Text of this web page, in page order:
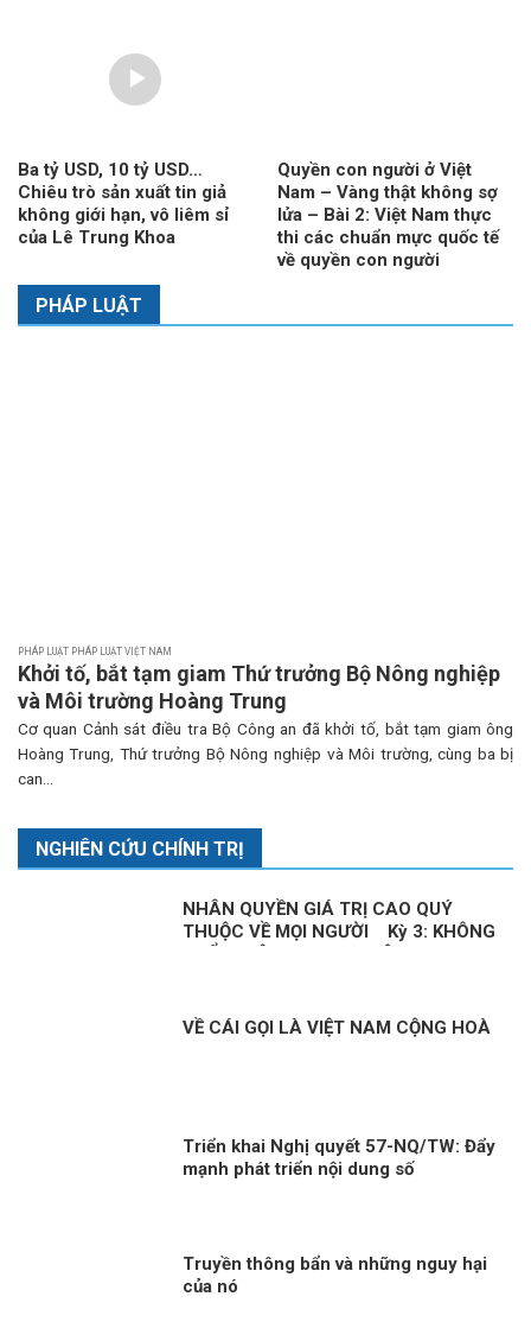
Ba tỷ USD, 10 tỷ USD…
Chiêu trò sản xuất tin giả
không giới hạn, vô liêm sỉ
của Lê Trung Khoa
Quyền con người ở Việt
Nam – Vàng thật không sợ
lửa – Bài 2: Việt Nam thực
thi các chuẩn mực quốc tế
về quyền con người
PHÁP LUẬT
PHÁP LUẬT PHÁP LUẬT VIỆT NAM
Khởi tố, bắt tạm giam Thứ trưởng Bộ Nông nghiệp
và Môi trường Hoàng Trung
Cơ quan Cảnh sát điều tra Bộ Công an đã khởi tố, bắt tạm giam ông
Hoàng Trung, Thứ trưởng Bộ Nông nghiệp và Môi trường, cùng ba bị
can...
NGHIÊN CỨU CHÍNH TRỊ
NHÂN QUYỀN GIÁ TRỊ CAO QUÝ
THUỘC VỀ MỌI NGƯỜI Kỳ 3: KHÔNG
VỀ CÁI GỌI LÀ VIỆT NAM CỘNG HOÀ
Triển khai Nghị quyết 57-NQ/TW: Đẩy
mạnh phát triển nội dung số
Truyền thông bẩn và những nguy hại
của nó